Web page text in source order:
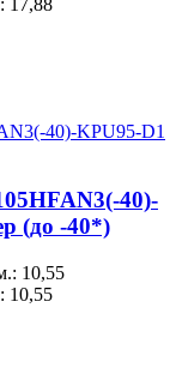
17,88
40)-
(до -40*)
10,55
10,55